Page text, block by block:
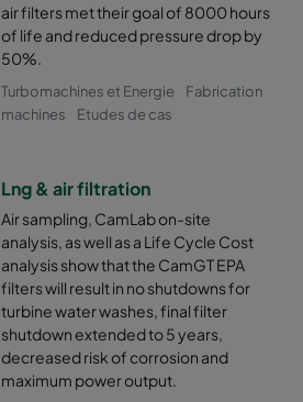
air filters met their goal of 8000 hours
of life and reduced pressure drop by
50%.
Turbomachines et Energie
Fabrication
machines
Etudes de cas
Lng & air filtration
Air sampling, CamLab on-site
analysis, as well as a Life Cycle Cost
analysis show that the CamGT EPA
filters will result in no shutdowns for
turbine water washes, final filter
shutdown extended to 5 years,
decreased risk of corrosion and
maximum power output.